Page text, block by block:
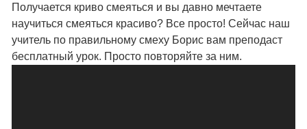
Получается криво смеяться и вы давно мечтаете
научиться смеяться красиво? Все просто! Сейчас наш
учитель по правильному смеху Борис вам преподаст
бесплатный урок. Просто повторяйте за ним.